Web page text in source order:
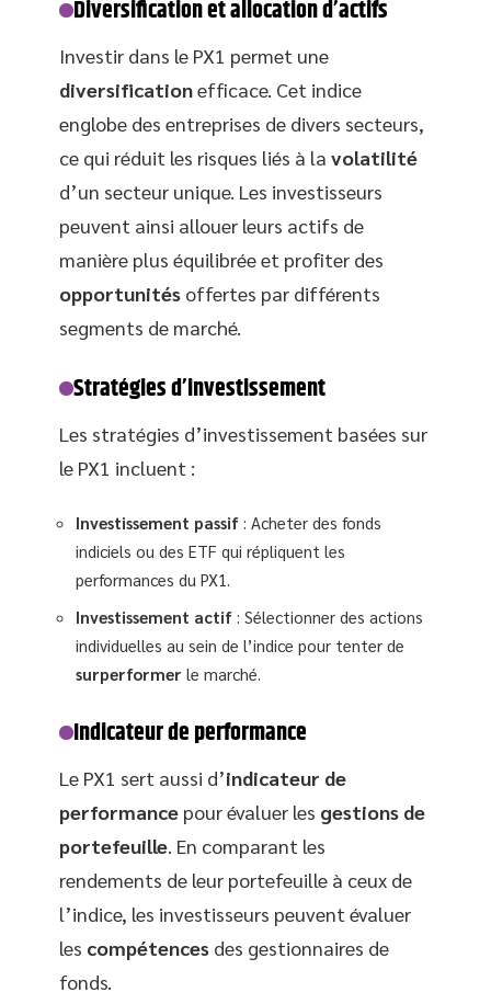
Diversification et allocation d’actifs
Investir dans le PX1 permet une
diversificationefficace. Cet indice
englobe des entreprises de divers secteurs,
ce qui réduit les risques liés à la volatilité
d’un secteur unique. Les investisseurs
peuvent ainsi allouer leurs actifs de
manière plus équilibrée et profiter des
opportunités offertes par différents
segments de marché.
Stratégies d’investissement
Les stratégies d’investissement basées sur
le PX1 incluent :
Investissement passif : Acheter des fonds
indiciels ou des ETF qui répliquent les
performances du PX1.
Investissement actif : Sélectionner des actions
individuelles au sein de l’indice pour tenter de
surperformer le marché.
Indicateur de performance
Le PX1 sert aussi d’indicateur de
performance pour évaluer les gestions de
portefeuille. En comparant les
rendements de leur portefeuille à ceux de
l’indice, les investisseurs peuvent évaluer
les compétences des gestionnaires de
fonds.